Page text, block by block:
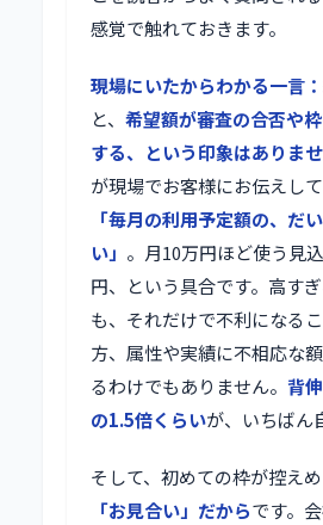
感覚で触れておきます。
現場にいたからわかる一言：
と、 希望額が審査の合否や
する、という印象はありま
が現場でお客様にお伝えして
「毎月の利用予定額の、だ
い」 。月10万円ほど使う見
円、という具合です。高す
も、それだけで不利になる
方、属性や実績に不相応な
るわけでもありません。 背
の1.5倍くらいが、いちばん
そして、初めての枠が控え
「お見合い」だからです。